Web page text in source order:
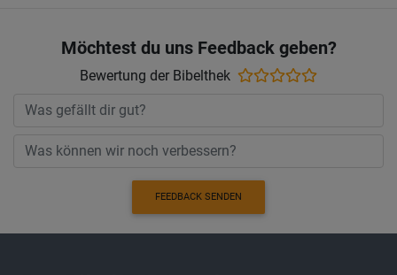
Möchtest du uns Feedback geben?
Bewertung der Bibelthek
FEEDBACK SENDEN